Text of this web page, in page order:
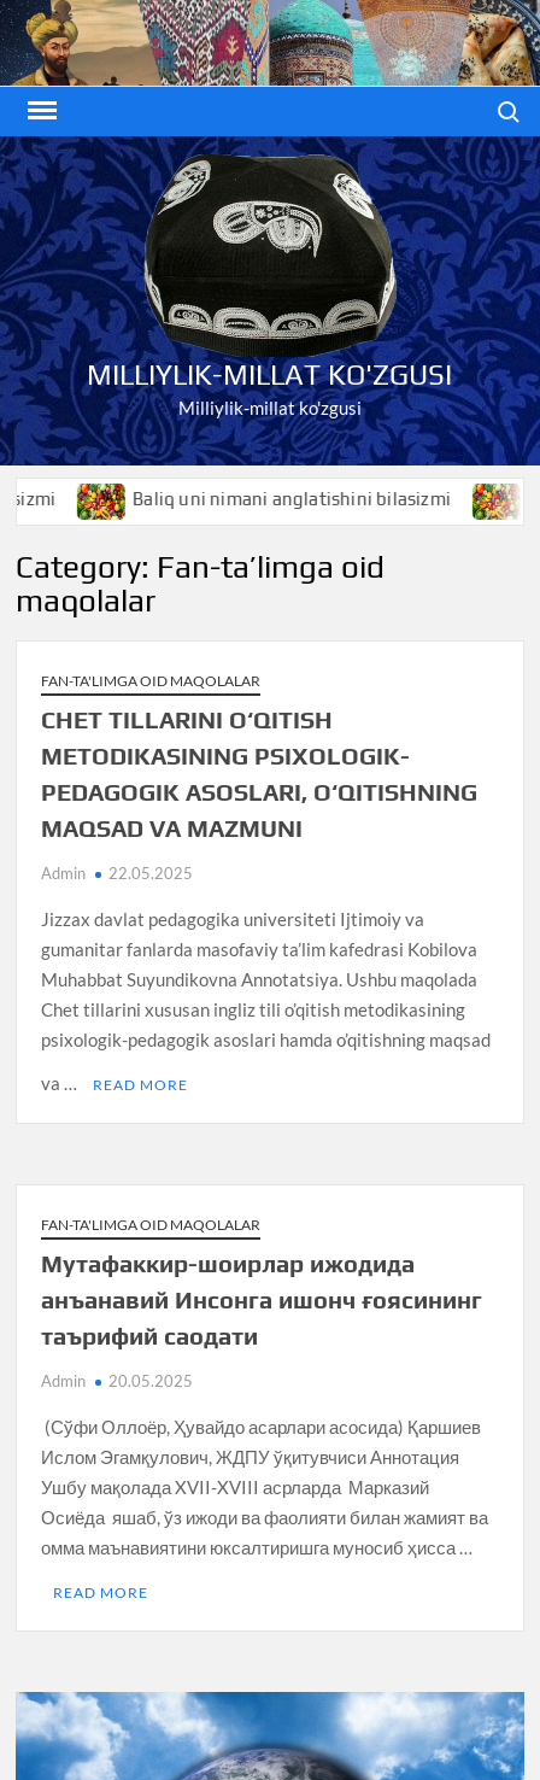
Skip
to
content
MILLIYLIK-MILLAT KO'ZGUSI
Milliylik-millat ko'zgusi
Baliq uni nimani anglatishini bilasizmi Baliqko’z
Category: Fan-ta’limga oid
maqolalar
FAN-TA'LIMGA OID MAQOLALAR
CHET TILLARINI O‘QITISH
METODIKASINING PSIXOLOGIK-
PEDAGOGIK ASOSLARI, O‘QITISHNING
MAQSAD VA MAZMUNI
Admin 22.05.2025
Jizzax davlat pedagogika universiteti Ijtimoiy va
gumanitar fanlarda masofaviy ta’lim kafedrasi Kobilova
Muhabbat Suyundikovna Annotatsiya. Ushbu maqolada
Chet tillarini xususan ingliz tili o’qitish metodikasining
psixologik-pedagogik asoslari hamda o’qitishning maqsad
va …
READ MORE
FAN-TA'LIMGA OID MAQOLALAR
Мутафаккир-шоирлар ижодида
анъанавий Инсонга ишонч ғоясининг
таърифий саодати
Admin 20.05.2025
(Сўфи Оллоёр, Ҳувайдо асарлари асосида) Қаршиев
Ислом Эгамқулович, ЖДПУ ўқитувчиси Аннотация
Ушбу мақолада XVII-XVIII асрларда Марказий
Осиёда яшаб, ўз ижоди ва фаолияти билан жамият ва
омма маънавиятини юксалтиришга муносиб ҳисса …
READ MORE